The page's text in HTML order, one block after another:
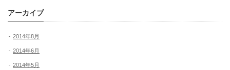
アーカイブ
2014年8月
2014年6月
2014年5月